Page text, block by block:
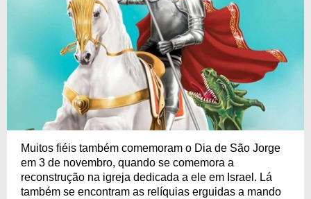
Muitos fiéis também comemoram o Dia de São Jorge
em 3 de novembro, quando se comemora a
reconstrução na igreja dedicada a ele em Israel. Lá
também se encontram as relíquias erguidas a mando